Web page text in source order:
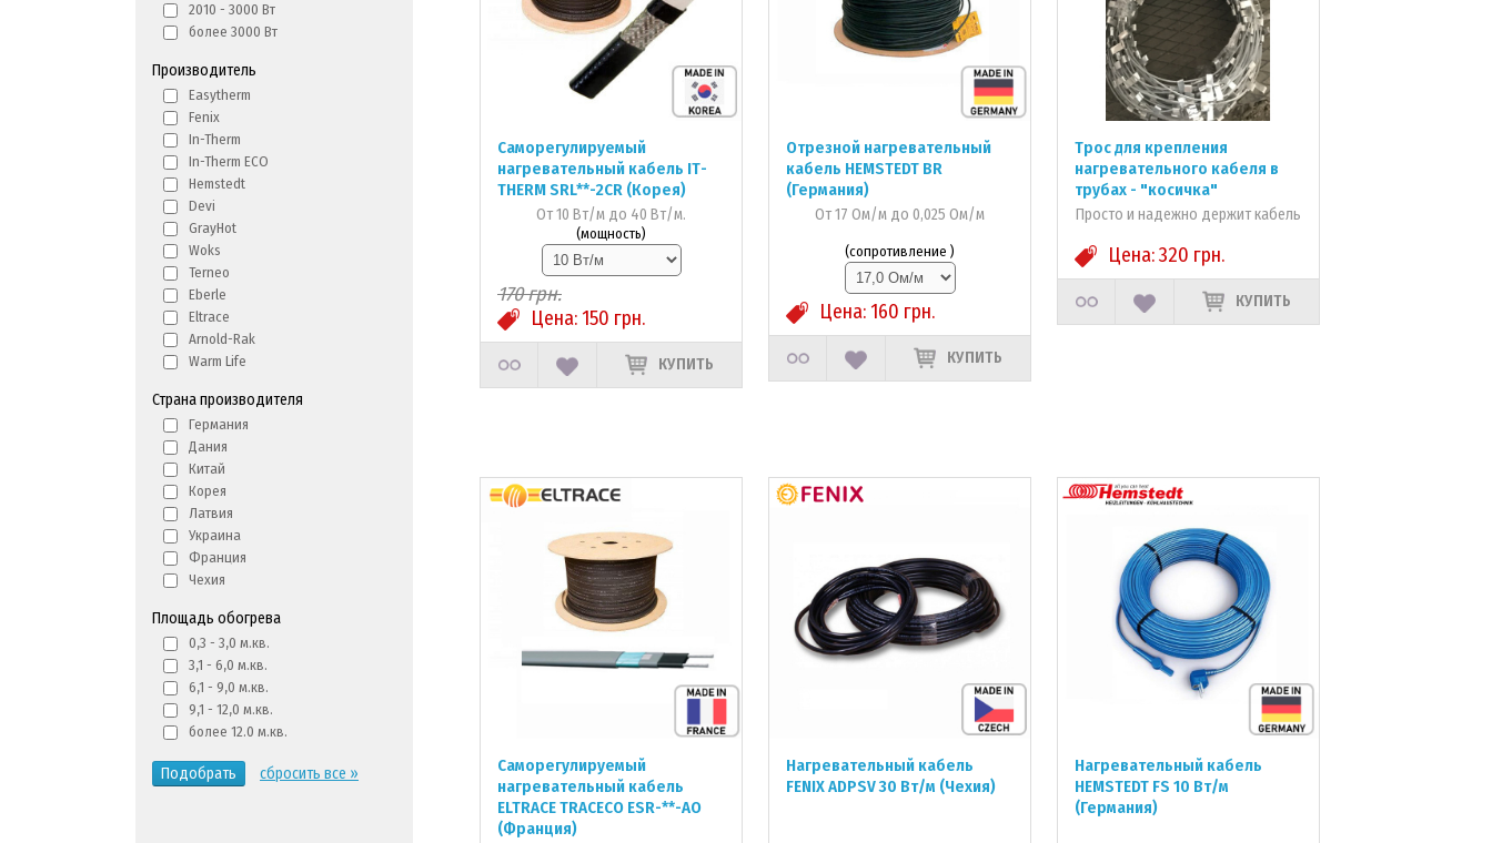
2010 - 3000 Вт
более 3000 Вт
Производитель
Easytherm
Fenix
In-Therm
In-Therm ECO
Hemstedt
Devi
GrayHot
Woks
Terneo
Eberle
Eltrace
Arnold-Rak
Warm Life
Страна производителя
Германия
Дания
Китай
Корея
Латвия
Украина
Франция
Чехия
Площадь обогрева
0,3 - 3,0 м.кв.
3,1 - 6,0 м.кв.
6,1 - 9,0 м.кв.
9,1 - 12,0 м.кв.
более 12.0 м.кв.
Подобрать сбросить все »
Саморегулируемый
нагревательный кабель IТ-
THERM SRL**-2CR (Корея)
От 10 Вт/м до 40 Вт/м.
(мощность)
170грн.
Цена: 150 грн.
КУПИТЬ
Отрезной нагревательный
кабель HEMSTEDT BR
(Германия)
От 17 Ом/м до 0,025 Ом/м
(сопротивление )
Цена: 160 грн.
КУПИТЬ
Трос для крепления
нагревательного кабеля в
трубах - "косичка"
Просто и надежно держит кабель
Цена:320 грн.
КУПИТЬ
Саморегулируемый
нагревательный кабель
ELTRACE TRACECO ESR-**-AO
(Франция)
Нагревательный кабель
FENIX ADPSV 30 Вт/м (Чехия)
Нагревательный кабель
HEMSTEDT FS 10 Вт/м
(Германия)